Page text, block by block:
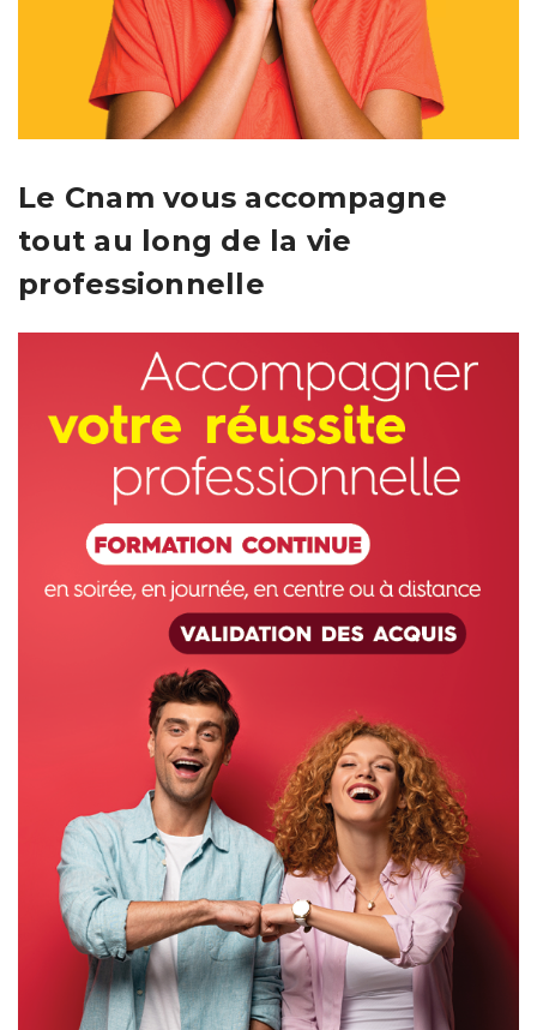
Le Cnam vous accompagne
tout au long de la vie
professionnelle